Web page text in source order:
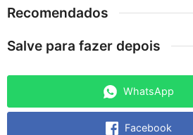
Recomendados
Salve para fazer depois
WhatsApp
Facebook